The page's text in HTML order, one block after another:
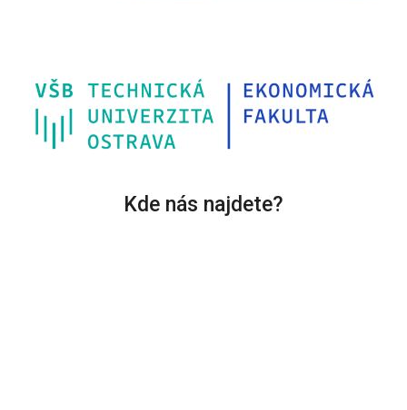
Kde nás najdete?